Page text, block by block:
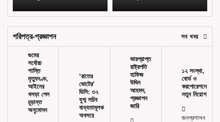
পরিপত্র-প্রজ্ঞাপন সব খবর
গুমের
সর্বোচ্চ
শাস্তি
মৃত্যুদণ্ড,
আইনের
খসড়া পেল
চূড়ান্ত
অনুমোদন
‘রাতের
ভোটের’
ডিসি: ৩২
যুগ্ম সচিব
বাধ্যতামূলক
অবসরে
ভারপ্রাপ্ত
রাষ্ট্রপতি
হাফিজ
উদ্দিন
আহমদ,
প্রজ্ঞাপন
জারি
১২ সংস্থা,
বোর্ড ও
করপোরেশনে
নতুন নিয়োগ
জনপ্রশাসন